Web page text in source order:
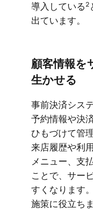
導入している​2
出ています。
顧客情報を​
生かせる
事前決済シス
予約情報や​決
ひもづけて​管
来店履歴や​利
メニュー、​支
ことで、​サー
すくなります
施策に​役立ちま